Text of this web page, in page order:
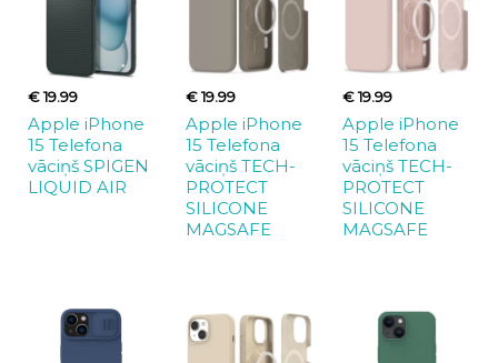
€ 19.99
Apple iPhone
15 Telefona
vāciņš SPIGEN
LIQUID AIR
€ 19.99
Apple iPhone
15 Telefona
vāciņš TECH-
PROTECT
SILICONE
MAGSAFE
€ 19.99
Apple iPhone
15 Telefona
vāciņš TECH-
PROTECT
SILICONE
MAGSAFE